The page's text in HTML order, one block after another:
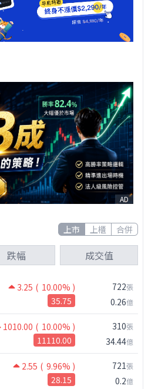
AD
上市 上櫃 合併
跌幅 成交值
3.25 ( 10.00% )
35.75
722張
0.26億
1010.00 ( 10.00% )
11110.00
310張
34.44億
2.55 ( 9.96% )
28.15
721張
0.2億